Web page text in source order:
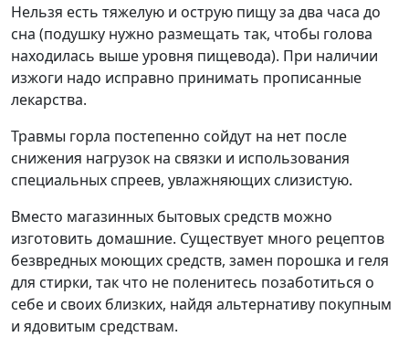
Нельзя есть тяжелую и острую пищу за два часа до
сна (подушку нужно размещать так, чтобы голова
находилась выше уровня пищевода). При наличии
изжоги надо исправно принимать прописанные
лекарства.
Травмы горла постепенно сойдут на нет после
снижения нагрузок на связки и использования
специальных спреев, увлажняющих слизистую.
Вместо магазинных бытовых средств можно
изготовить домашние. Существует много рецептов
безвредных моющих средств, замен порошка и геля
для стирки, так что не поленитесь позаботиться о
себе и своих близких, найдя альтернативу покупным
и ядовитым средствам.